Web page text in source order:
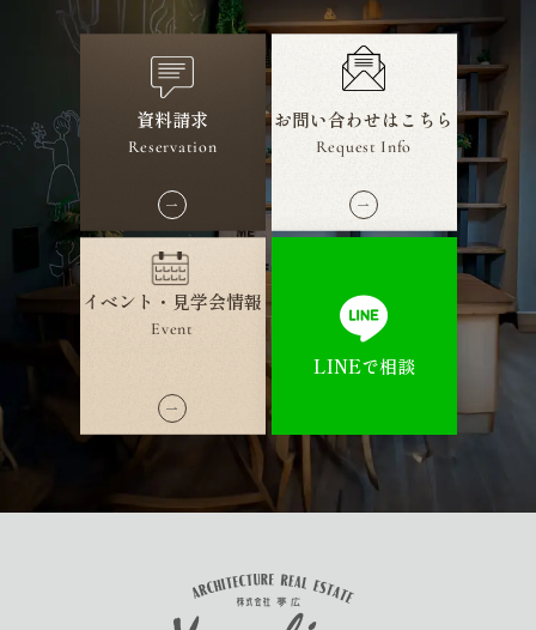
資料請求
Reservation
お問い合わせはこちら
Request Info
イベント・見学会情報
Event
LINEで相談